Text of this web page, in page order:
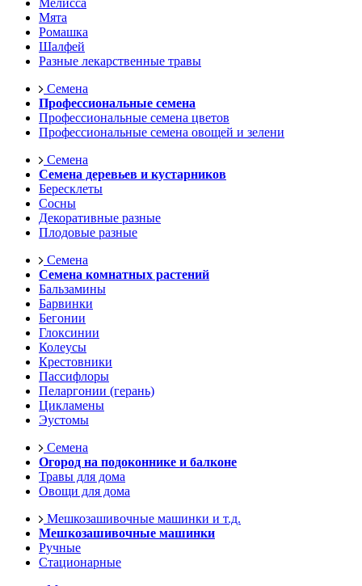
Мелисса
Мята
Ромашка
Шалфей
Разные лекарственные травы
Семена
Профессиональные семена
Профессиональные семена цветов
Профессиональные семена овощей и зелени
Семена
Семена деревьев и кустарников
Бересклеты
Сосны
Декоративные разные
Плодовые разные
Семена
Семена комнатных растений
Бальзамины
Барвинки
Бегонии
Глоксинии
Колеусы
Крестовники
Пассифлоры
Пеларгонии (герань)
Цикламены
Эустомы
Семена
Огород на подоконнике и балконе
Травы для дома
Овощи для дома
Мешкозашивочные машинки и т.д.
Мешкозашивочные машинки
Ручные
Стационарные